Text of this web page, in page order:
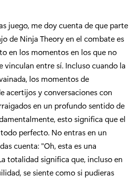
juego, me doy cuenta de que parte
de Ninja Theory en el combate es
en los momentos en los que no
vinculan entre sí. Incluso cuando la
los momentos de
acertijos y conversaciones con
en un profundo sentido de
esto significa que el
perfecto. No entras en un
cuenta: "Oh, esta es una
totalidad significa que, incluso en
se siente como si pudieras